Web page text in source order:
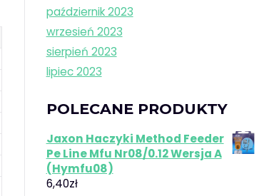
październik 2023
wrzesień 2023
sierpień 2023
lipiec 2023
POLECANE PRODUKTY
Jaxon Haczyki Method Feeder
Pe Line Mfu Nr08/0.12 Wersja A
(Hymfu08)
6,40zł